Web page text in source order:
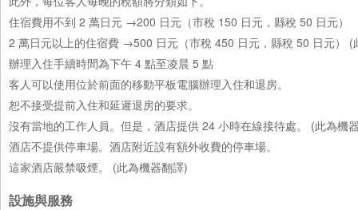
住宿費用不到 2 萬日元 →200 日元（市稅 150 日元，縣稅 50 日元）
2 萬日元以上的住宿費 →500 日元（市稅 450 日元，縣稅 50 日元） (
辦理入住手續時間為下午 4 點至凌晨 5 點
客人可以使用位於前面的移動平板電腦辦理入住和退房。
恕不接受提前入住和延遲退房的要求。
沒有當地的工作人員。但是，酒店提供 24 小時在線接待處。 (此為機
酒店不提供停車場。酒店附近設有額外收費的停車場。
這家酒店嚴禁吸煙。 (此為機器翻譯)
設施與服務